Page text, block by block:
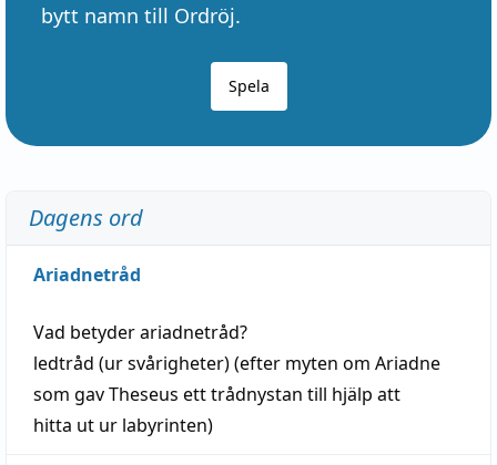
bytt namn till Ordröj.
Spela
Dagens ord
Ariadnetråd
Vad betyderariadnetråd?
ledtråd (ur svårigheter) (efter myten om Ariadne
som gav Theseus ett trådnystan till hjälp att
hitta ut ur labyrinten)